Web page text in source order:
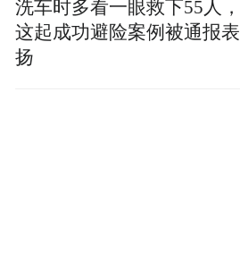
洗车时多看一眼救下55人，
这起成功避险案例被通报表
扬